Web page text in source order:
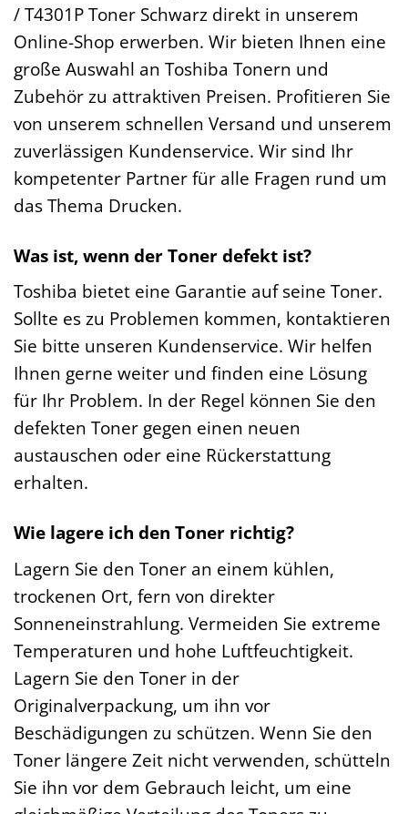
/ T4301P Toner Schwarz direkt in unserem
Online-Shop erwerben. Wir bieten Ihnen eine
große Auswahl an Toshiba Tonern und
Zubehör zu attraktiven Preisen. Profitieren Sie
von unserem schnellen Versand und unserem
zuverlässigen Kundenservice. Wir sind Ihr
kompetenter Partner für alle Fragen rund um
das Thema Drucken.
Was ist, wenn der Toner defekt ist?
Toshiba bietet eine Garantie auf seine Toner.
Sollte es zu Problemen kommen, kontaktieren
Sie bitte unseren Kundenservice. Wir helfen
Ihnen gerne weiter und finden eine Lösung
für Ihr Problem. In der Regel können Sie den
defekten Toner gegen einen neuen
austauschen oder eine Rückerstattung
erhalten.
Wie lagere ich den Toner richtig?
Lagern Sie den Toner an einem kühlen,
trockenen Ort, fern von direkter
Sonneneinstrahlung. Vermeiden Sie extreme
Temperaturen und hohe Luftfeuchtigkeit.
Lagern Sie den Toner in der
Originalverpackung, um ihn vor
Beschädigungen zu schützen. Wenn Sie den
Toner längere Zeit nicht verwenden, schütteln
Sie ihn vor dem Gebrauch leicht, um eine